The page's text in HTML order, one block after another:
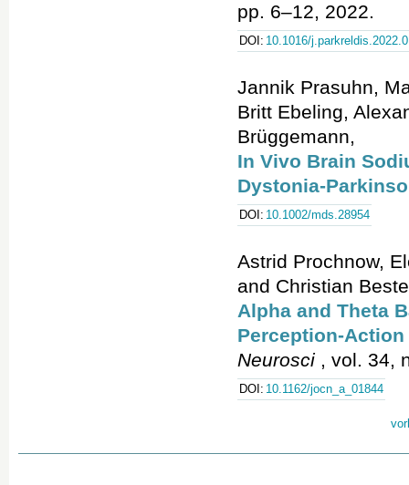
pp. 6–12, 2022.
DOI: 10.1016/
Jannik Prasuhn,
Britt Ebeling,
Brüggemann,
In Vivo Brain
Dystonia-
DOI: 10.1002/mds.28954
Astrid Prochnow,
and Christian
Alpha and Theta
Perception-
Neurosci , vol. 34,
DOI: 10.1162/jocn_a_01844